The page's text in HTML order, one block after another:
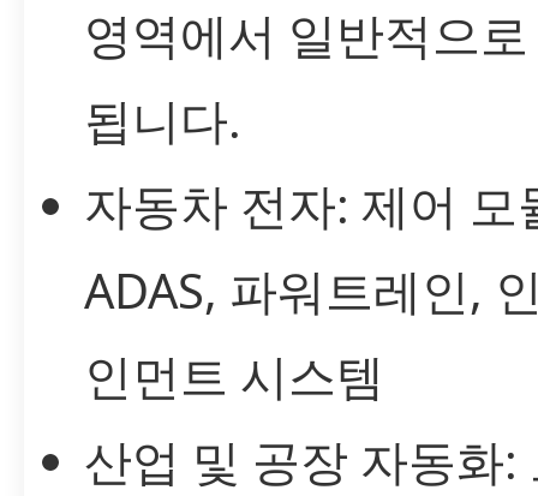
영역에서 일반적으
됩니다.
자동차 전자: 제어 모
ADAS, 파워트레인,
인먼트 시스템
산업 및 공장 자동화: